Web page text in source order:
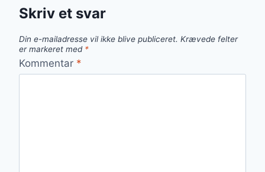
Skriv et svar
Din e-mailadresse vil ikke blive publiceret. Krævede felter
er markeret med *
Kommentar *